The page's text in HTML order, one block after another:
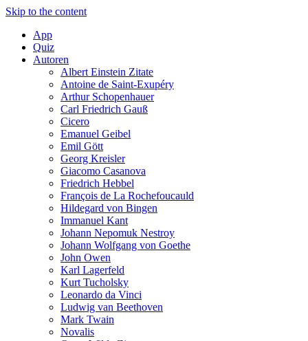
Skip to the content
App
Quiz
Autoren
Albert Einstein Zitate
Antoine de Saint-Exupéry
Arthur Schopenhauer
Carl Friedrich Gauß
Cicero
Emanuel Geibel
Emil Gött
Georg Kreisler
Giacomo Casanova
Friedrich Hebbel
François de La Rochefoucauld
Hildegard von Bingen
Immanuel Kant
Johann Nepomuk Nestroy
Johann Wolfgang von Goethe
John Owen
Karl Lagerfeld
Kurt Tucholsky
Leonardo da Vinci
Ludwig van Beethoven
Mark Twain
Novalis